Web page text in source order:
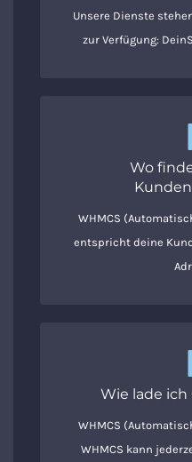
Unsere Dienste
zur Verfügung:
Wo
WHMCS
entspricht deine
Wie lade ich
WHMCS
WHMCS kann